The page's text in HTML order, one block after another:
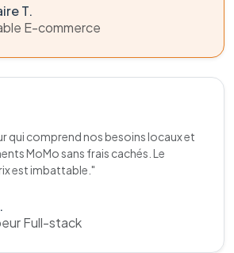
T.
E-commerce
qui comprend nos besoins locaux et
MoMo sans frais cachés. Le
est imbattable."
Full-stack